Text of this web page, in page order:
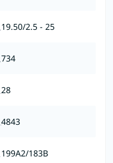
19.50/2.5 - 25
734
28
4843
199A2/183B